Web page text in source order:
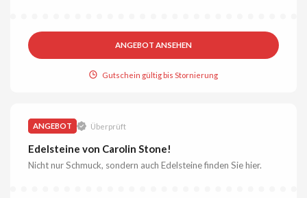
ANGEBOT ANSEHEN
Gutschein gültig bis Stornierung
ANGEBOT Überprüft
Edelsteine von Carolin Stone!
Nicht nur Schmuck, sondern auch Edelsteine finden Sie hier.